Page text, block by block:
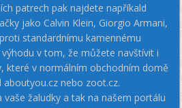
patrech pak najdete napříkald
jako Calvin Klein, Giorgio Armani,
standardnímu kamennému
v tom, že můžete navštívit i
které v normálním obchodním domě
nebo zoot.cz.
žaludky a tak na našem portálu